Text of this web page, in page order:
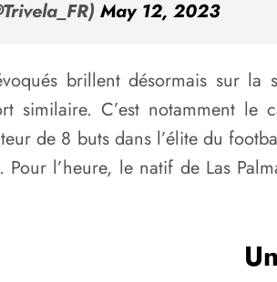
May 12, 2023
brillent désormais sur la
similaire. C’est notamment
de 8 buts dans l’élite du
Pour l’heure, le natif de Las